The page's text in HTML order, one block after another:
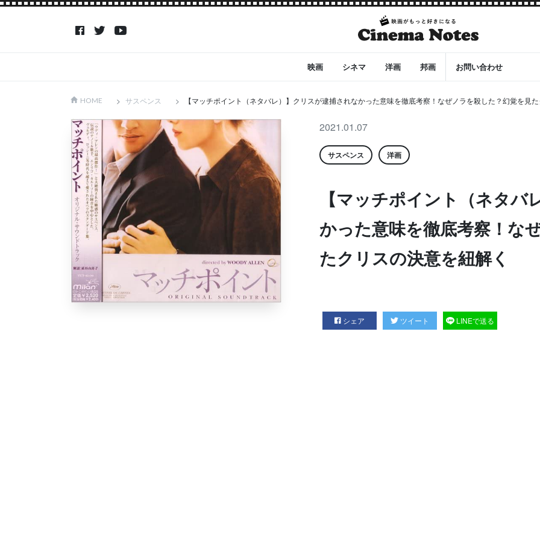
映画 シネマ 洋画 邦画 お問い合わせ
HOME サスペンス 【マッチポイント（ネタバレ）】クリスが逮捕されなかった意味を徹底考察！なぜノラを殺した？幻覚を見
2021.01.07
サスペンス 洋画
【マッチポイント（ネタ
かった意味を徹底考察！な
たクリスの決意を紐解く
シェア ツイート LINEで送る